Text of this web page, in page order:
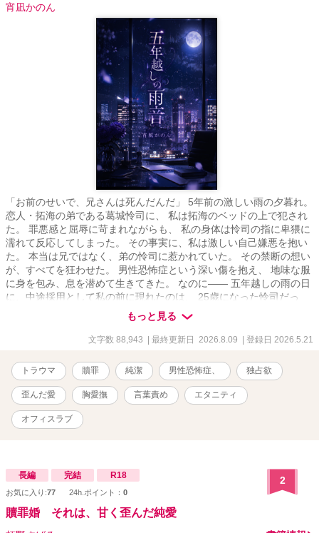
宵凪かのん
「お前のせいで、兄さんは死んだんだ」 5年前の激しい雨の夕暮れ。
恋人・拓海の弟である葛城怜司に、 私は拓海のベッドの上で犯され
た。 罪悪感と屈辱に苛まれながらも、 私の身体は怜司の指に卑猥に
濡れて反応してしまった。 その事実に、私は激しい自己嫌悪を抱い
た。 本当は兄ではなく、弟の怜司に惹かれていた。 その禁断の想い
が、すべてを狂わせた。 男性恐怖症という深い傷を抱え、 地味な服
に身を包み、息を潜めて生きてきた。 なのに—— 五年越しの雨の日
に、中途採用として私の前に現れたのは、 25歳になった怜司だっ
た。 完璧な笑顔の裏に冷たい欲望を隠し、 彼はゆっくりと距離を近
づけてくる。 雨が降るたびに蘇る、あの夕暮れの記憶。 オフィスと
いう檻の中で、再び暴かれていく私の身体と心。 五年越しの雨音
性描写にはマークをつけています ※毎日21時更新予定
もっと見る
文字数 88,943 | 最終更新日 2026.8.09 | 登録日 2026.5.21
トラウマ 贖罪 純潔 男性恐怖症、 独占欲
歪んだ愛 胸愛撫 言葉責め エタニティ
オフィスラブ
長編 完結 R18
お気に入り:77 24h.ポイント： 0
2
贖罪婚 それは、甘く歪んだ純愛